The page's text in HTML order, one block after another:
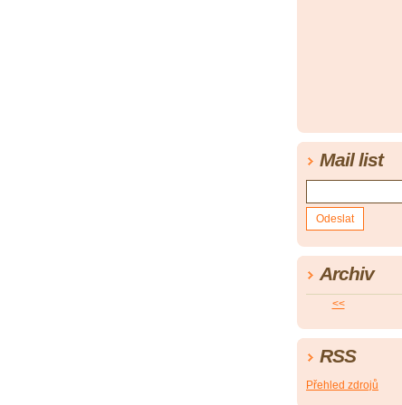
Mail list
Archiv
<<
RSS
Přehled zdrojů